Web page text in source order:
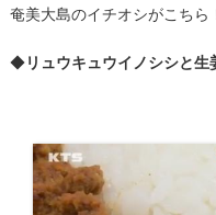
奄美大島のイチオシがこちら
◆リュウキュウイノシシと生